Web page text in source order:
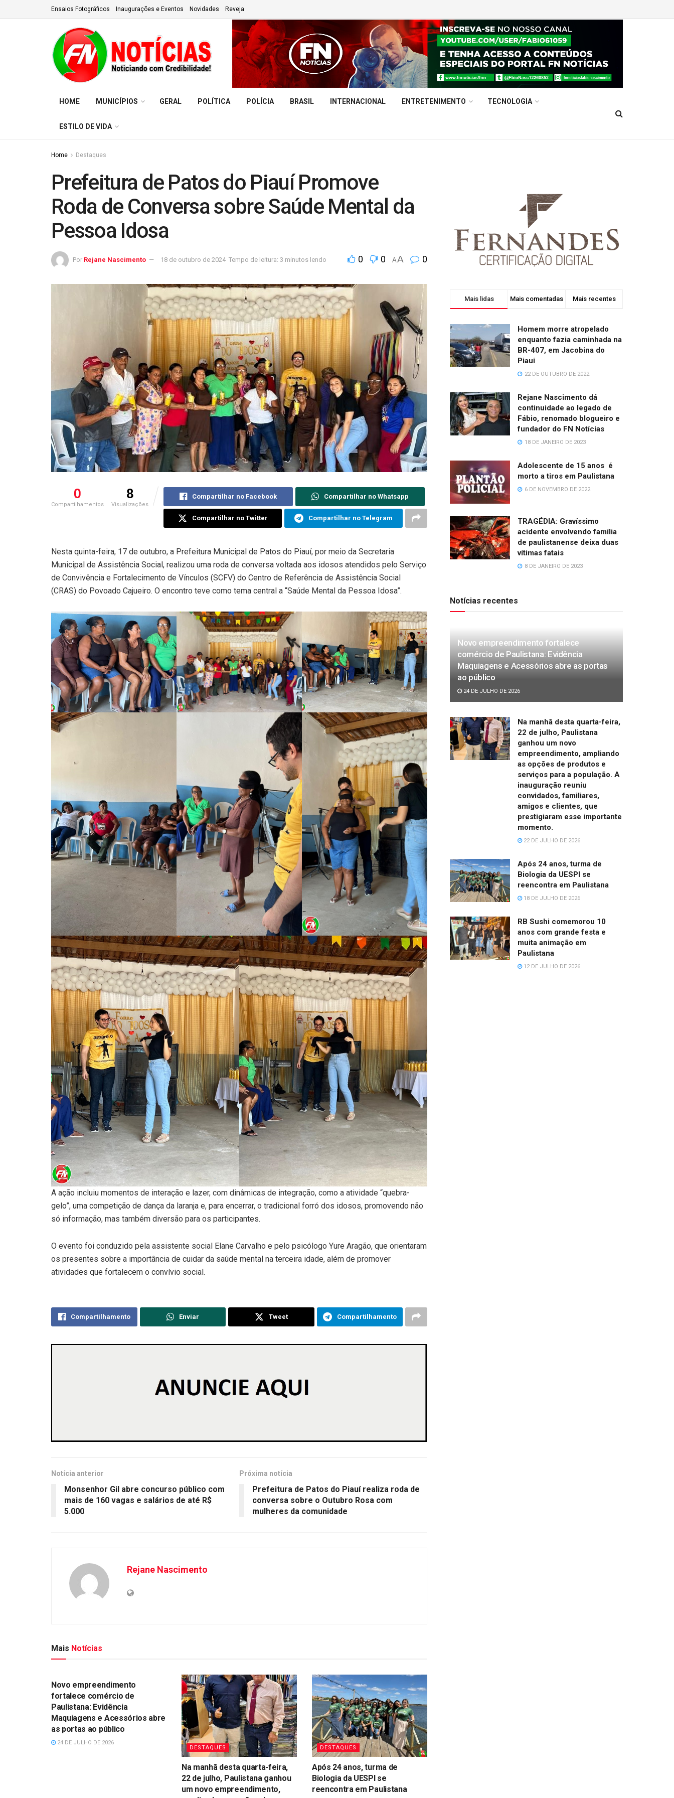
Ensaios Fotográficos Inaugurações e Eventos Novidades Reveja
HOME MUNICÍPIOS GERAL POLÍTICA POLÍCIA BRASIL INTERNACIONAL ENTRETENIMENTO TECNOLOGIA
ESTILO DE VIDA
Home Destaques
Prefeitura de Patos do Piauí Promove
Roda de Conversa sobre Saúde Mental da
Pessoa Idosa
Por Rejane Nascimento 18 de outubro de 2024 Tempo de leitura: 3 minutos lendo 0 0 AA 0
0
Compartilhamentos
8
Visualizações
Compartilhar no Facebook Compartilhar no Whatsapp
Compartilhar no Twitter Compartilhar no Telegram
Nesta quinta-feira, 17 de outubro, a Prefeitura Municipal de Patos do Piauí, por meio da Secretaria
Municipal de Assistência Social, realizou uma roda de conversa voltada aos idosos atendidos pelo Serviço
de Convivência e Fortalecimento de Vínculos (SCFV) do Centro de Referência de Assistência Social
(CRAS) do Povoado Cajueiro. O encontro teve como tema central a “Saúde Mental da Pessoa Idosa”.
A ação incluiu momentos de interação e lazer, com dinâmicas de integração, como a atividade “quebra-
gelo”, uma competição de dança da laranja e, para encerrar, o tradicional forró dos idosos, promovendo não
só informação, mas também diversão para os participantes.
O evento foi conduzido pela assistente social Elane Carvalho e pelo psicólogo Yure Aragão, que orientaram
os presentes sobre a importância de cuidar da saúde mental na terceira idade, além de promover
atividades que fortalecem o convívio social.
Compartilhamento Enviar Tweet Compartilhamento
Notícia anterior
Monsenhor Gil abre concurso público com
mais de 160 vagas e salários de até R$
5.000
Próxima notícia
Prefeitura de Patos do Piauí realiza roda de
conversa sobre o Outubro Rosa com
mulheres da comunidade
Rejane Nascimento
Mais Notícias
Novo empreendimento
fortalece comércio de
Paulistana: Evidência
Maquiagens e Acessórios abre
as portas ao público
24 DE JULHO DE 2026
DESTAQUES
Na manhã desta quarta-feira,
22 de julho, Paulistana ganhou
um novo empreendimento,
DESTAQUES
Após 24 anos, turma de
Biologia da UESPI se
reencontra em Paulistana
Mais lidas Mais comentadas Mais recentes
Homem morre atropelado
enquanto fazia caminhada na
BR-407, em Jacobina do
Piaui
22 DE OUTUBRO DE 2022
Rejane Nascimento dá
continuidade ao legado de
Fábio, renomado blogueiro e
fundador do FN Notícias
18 DE JANEIRO DE 2023
Adolescente de 15 anos é
morto a tiros em Paulistana
6 DE NOVEMBRO DE 2022
TRAGÉDIA: Gravíssimo
acidente envolvendo família
de paulistanense deixa duas
vítimas fatais
8 DE JANEIRO DE 2023
Notícias recentes
Novo empreendimento fortalece
comércio de Paulistana: Evidência
Maquiagens e Acessórios abre as portas
ao público
24 DE JULHO DE 2026
Na manhã desta quarta-feira,
22 de julho, Paulistana
ganhou um novo
empreendimento, ampliando
as opções de produtos e
serviços para a população. A
inauguração reuniu
convidados, familiares,
amigos e clientes, que
prestigiaram esse importante
momento.
22 DE JULHO DE 2026
Após 24 anos, turma de
Biologia da UESPI se
reencontra em Paulistana
18 DE JULHO DE 2026
RB Sushi comemorou 10
anos com grande festa e
muita animação em
Paulistana
12 DE JULHO DE 2026